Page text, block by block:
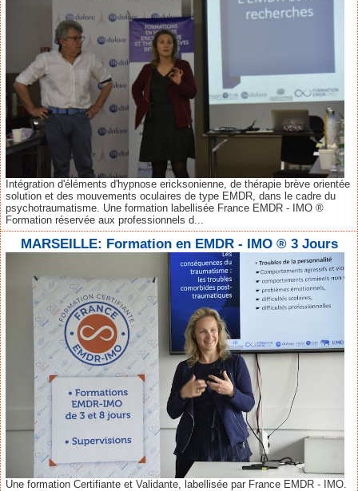
Intégration d'éléments d'hypnose ericksonienne, de thérapie brève orientée
solution et des mouvements oculaires de type EMDR, dans le cadre du
psychotraumatisme. Une formation labellisée France EMDR - IMO ®
Formation réservée aux professionnels d...
MARSEILLE: Formation en EMDR - IMO ® 3 Jours
Une formation Certifiante et Validante, labellisée par France EMDR - IMO.